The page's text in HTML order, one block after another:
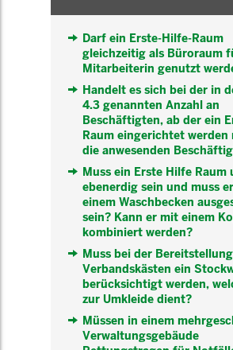
Darf ein Erste-Hilfe-Raum
gleichzeitig als Büroraum
Mitarbeiterin genutzt
Handelt es sich bei der in
4.3 genannten Anzahl an
Beschäftigten, ab der ein
Raum eingerichtet werden
die anwesenden
Muss ein Erste Hilfe Raum
ebenerdig sein und muss
einem Waschbecken
sein? Kann er mit einem
kombiniert werden?
Muss bei der
Verbandskästen ein
berücksichtigt werden,
zur Umkleide dient?
Müssen in einem
Verwaltungsgebäude